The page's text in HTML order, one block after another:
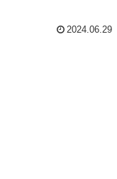
2024.06.29